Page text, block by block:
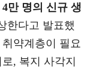
4만 명의 신규 생
한다고 발표했
약계층이 필요
, 복지 사각지